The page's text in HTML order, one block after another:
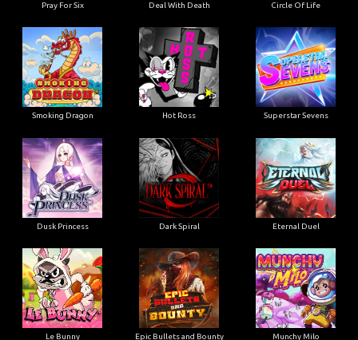
Pray For Six Deal With Death Circle Of Life
Smoking Dragon Hot Ross Superstar Sevens
Dusk Princess Dark Spiral Eternal Duel
Le Bunny Epic Bullets and Bounty Munchy Milo